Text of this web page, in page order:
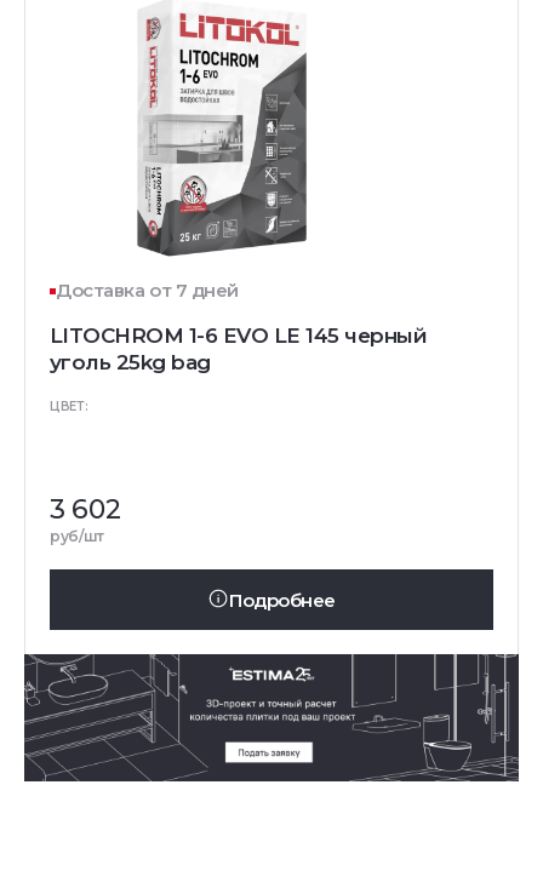
Доставка от 7 дней
LITOCHROM 1-6 EVO LE 145 черный
уголь 25kg bag
ЦВЕТ:
3 602
руб/шт
Подробнее